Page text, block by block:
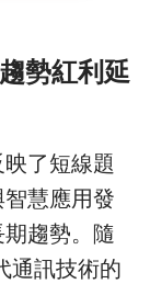
勢紅利延
了短線題
慧應用發
趨勢。隨
通訊技術的